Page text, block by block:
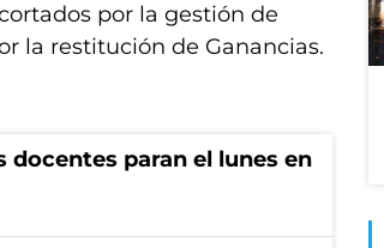
por la gestión de
la restitución de Ganancias.
docentes paran el lunes en